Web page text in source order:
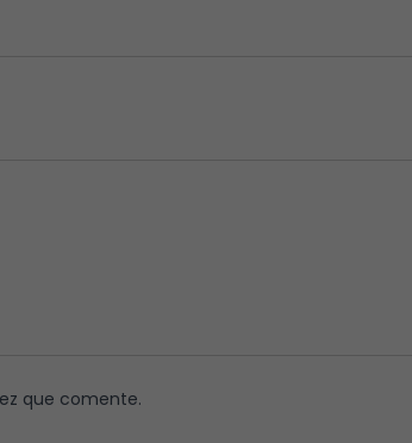
que comente.